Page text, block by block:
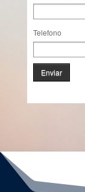
Telefono
Enviar